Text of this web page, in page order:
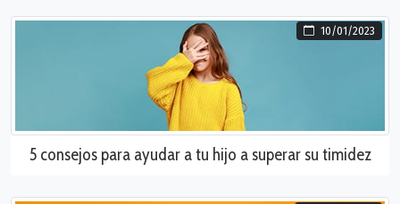
10/01/2023
5 consejos para ayudar a tu hijo a superar su timidez